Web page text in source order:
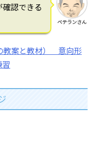
認できる
ベテランさん
教案と教材） 意向形
習